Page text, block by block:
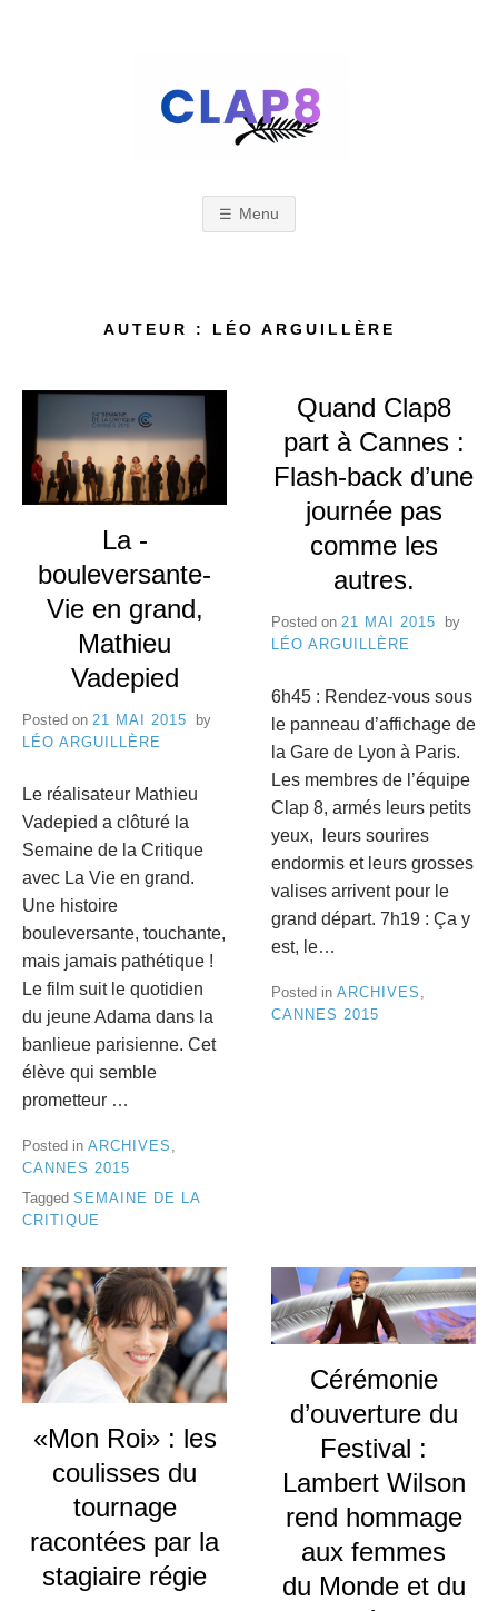
A
P
8
v
a
l
d
e
C
a
n
n
e
s
Menu
AUTEUR : LÉO ARGUILLÈRE
La -
bouleversante-
Vie en grand,
Mathieu
Vadepied
Posted on 21 MAI 2015
by
LÉO ARGUILLÈRE
Le réalisateur Mathieu
Vadepied a clôturé la
Semaine de la Critique
avec La Vie en grand.
Une histoire
bouleversante, touchante,
mais jamais pathétique !
Le film suit le quotidien
du jeune Adama dans la
banlieue parisienne. Cet
élève qui semble
prometteur …
Posted in ARCHIVES ,
CANNES 2015
Tagged SEMAINE DE LA
CRITIQUE
Quand Clap8
part à Cannes :
Flash-back d’une
journée pas
comme les
autres.
Posted on 21 MAI 2015
by
LÉO ARGUILLÈRE
6h45 : Rendez-vous sous
le panneau d’affichage de
la Gare de Lyon à Paris.
Les membres de l’équipe
Clap 8, armés leurs petits
yeux, leurs sourires
endormis et leurs grosses
valises arrivent pour le
grand départ. 7h19 : Ça y
est, le…
Posted in ARCHIVES
CANNES 2015
«Mon Roi» : les
coulisses du
tournage
racontées par la
stagiaire régie
Cérémonie
d’ouverture du
Festival :
Lambert Wilson
rend hommage
aux femmes
du Monde et du